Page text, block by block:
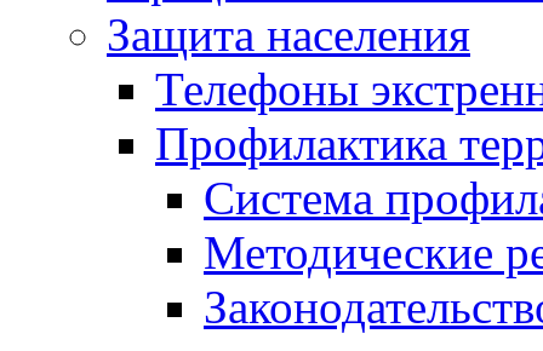
Защита населения
Телефоны
Профилактика
Система
Методические